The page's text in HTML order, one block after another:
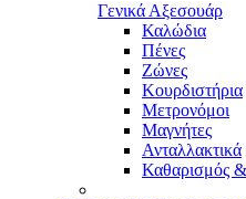
Γενικά Αξεσουάρ
Καλώδια
Πένες
Ζώνες
Κουρδιστήρια
Μετρονόμοι
Μαγνήτες
Ανταλλακτικά
Καθαρισμός